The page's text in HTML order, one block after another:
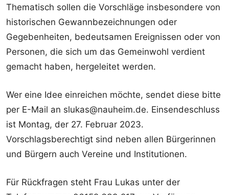
Thematisch sollen die Vorschläge insbesondere von
historischen Gewannbezeichnungen oder
Gegebenheiten, bedeutsamen Ereignissen oder von
Personen, die sich um das Gemeinwohl verdient
gemacht haben, hergeleitet werden.
Wer eine Idee einreichen möchte, sendet diese bitte
per E-Mail an slukas@nauheim.de. Einsendeschluss
ist Montag, der 27. Februar 2023.
Vorschlagsberechtigt sind neben allen Bürgerinnen
und Bürgern auch Vereine und Institutionen.
Für Rückfragen steht Frau Lukas unter der